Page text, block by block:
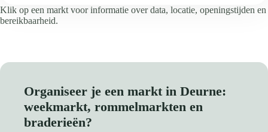
Klik op een markt voor informatie over data, locatie, openingstijden en
bereikbaarheid.
Organiseer je een markt in Deurne:
weekmarkt, rommelmarkten en
braderieën?